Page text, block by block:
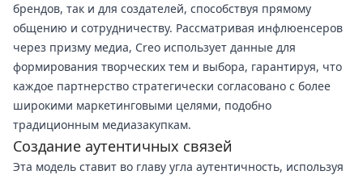
брендов, так и для создателей, способствуя прямому
общению и сотрудничеству. Рассматривая инфлюенсеров
через призму медиа, Creo использует данные для
формирования творческих тем и выбора, гарантируя, что
каждое партнерство стратегически согласовано с более
широкими маркетинговыми целями, подобно
традиционным медиазакупкам.
Создание аутентичных связей
Эта модель ставит во главу угла аутентичность, используя